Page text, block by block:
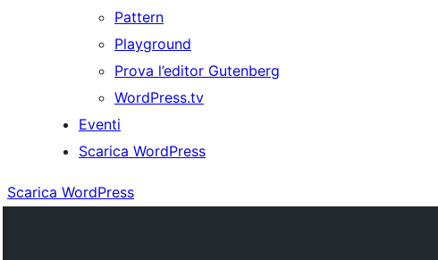
Pattern
Playground
Prova l’editor Gutenberg
WordPress.tv
Eventi
Scarica WordPress
Scarica WordPress